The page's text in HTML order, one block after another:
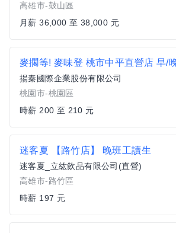
高雄市-鼓山區
月薪 36,000 至 38,000 元
麥擱等! 麥味登 桃市中平直營店 早/
揚秦國際企業股份有限公司
桃園市-桃園區
時薪 200 至 210 元
迷客夏 【路竹店】 晚班工讀生
迷客夏_立紘飲品有限公司(直營)
高雄市-路竹區
時薪 197 元